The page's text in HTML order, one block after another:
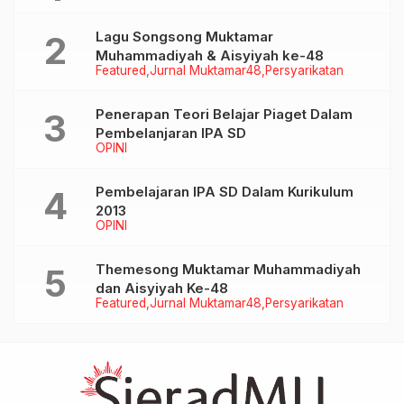
Featured Jurnal Muktamar48 Persyarikatan
Lagu Songsong Muktamar
Muhammadiyah & Aisyiyah ke-48
OPINI
Penerapan Teori Belajar Piaget Dalam
Pembelanjaran IPA SD
OPINI
Pembelajaran IPA SD Dalam Kurikulum
2013
Featured Jurnal Muktamar48 Persyarikatan
Themesong Muktamar Muhammadiyah
dan Aisyiyah Ke-48